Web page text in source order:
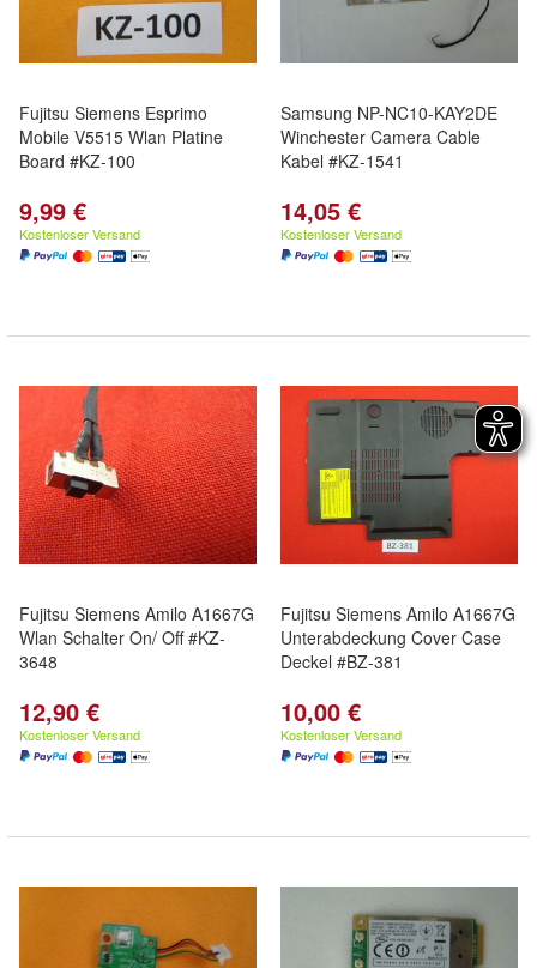
Fujitsu Siemens Esprimo
Mobile V5515 Wlan Platine
Board #KZ-100
9,99 €
Kostenloser Versand
Samsung NP-NC10-KAY2DE
Winchester Camera Cable
Kabel #KZ-1541
14,05 €
Kostenloser Versand
Fujitsu Siemens Amilo A1667G
Wlan Schalter On/ Off #KZ-
3648
12,90 €
Kostenloser Versand
Fujitsu Siemens Amilo A1667G
Unterabdeckung Cover Case
Deckel #BZ-381
10,00 €
Kostenloser Versand